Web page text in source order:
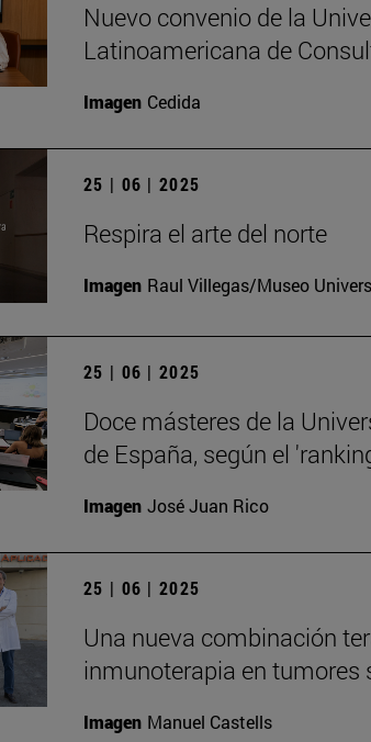
Nuevo convenio de la
Latinoamericana de
Imagen Cedida
25 | 06 | 2025
Respira el arte del norte
Imagen Raul Villegas/Museo
25 | 06 | 2025
Doce másteres de la
de España, según el
Imagen José Juan Rico
25 | 06 | 2025
Una nueva combinación
inmunoterapia en tumores
Imagen Manuel Castells